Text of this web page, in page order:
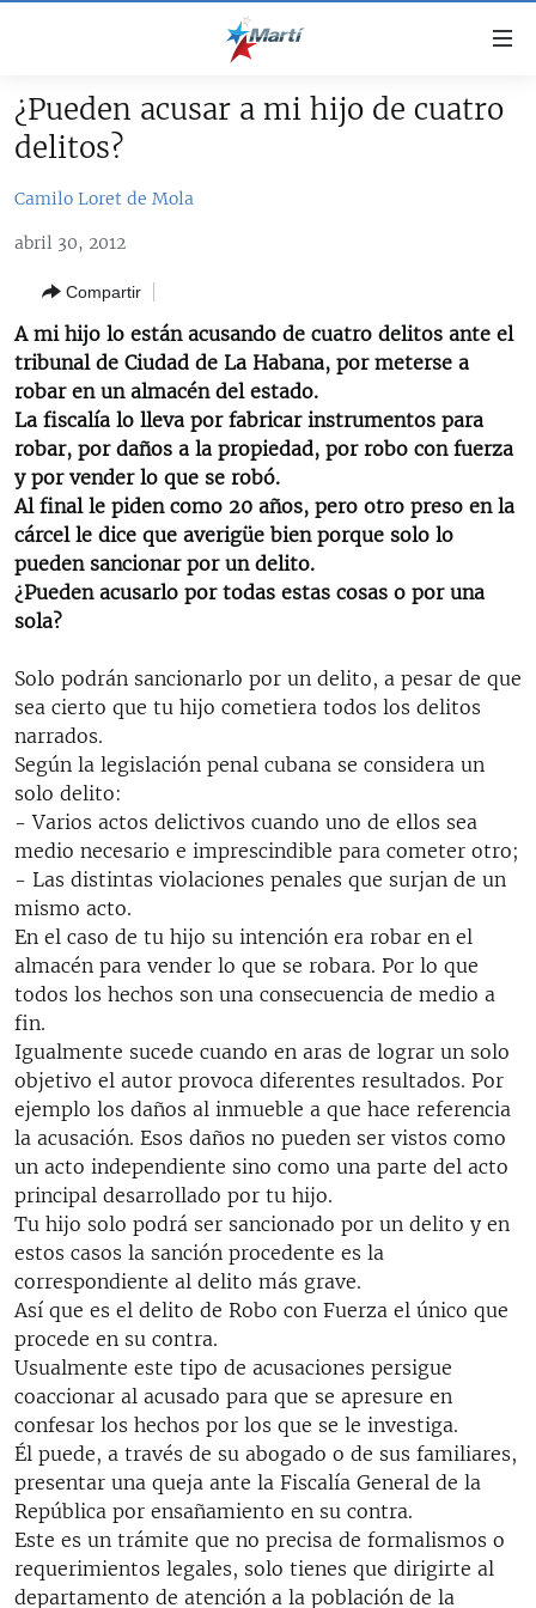
accesibilidad
contenido
navegación
principal
búsqueda
TITULARES
DERECHOS HUMANOS
#11JCUBA, 5 AÑOS DESPUÉS
INFORME DEL DEPARTAMENTO DE ESTADO DE EEUU
SOBRE CUBA
ESTADOS UNIDOS
ESTADOS UNIDOS
AMÉRICA 250
AMÉRICA LATINA
INMIGRACIÓN
MUNDO
DEPORTES
ARTE Y ENTRETENIMIENTO
OPINIÓN GRÁFICA
AUDIOVISUALES MARTÍ
RADIO MARTÍ
ESPECIALES
LA REALIDAD DE LA VIVIENDA EN CUBA
SER VIEJO EN CUBA
KENTU-CUBANO
LOS SANTOS DE HIALEAH
DESINFORMACIÓN RUSA EN AMÉRICA LATINA
LA INVASIÓN DE RUSIA A UCRANIA
EDITORIALES
SÍGUENOS
¿Pueden acusar a mi hijo de cuatro
delitos?
Camilo Loret de Mola
abril 30, 2012
Compartir
A mi hijo lo están acusando de cuatro delitos ante el
tribunal de Ciudad de La Habana, por meterse a
robar en un almacén del estado.
La fiscalía lo lleva por fabricar instrumentos para
robar, por daños a la propiedad, por robo con fuerza
y por vender lo que se robó.
Al final le piden como 20 años, pero otro preso en la
cárcel le dice que averigüe bien porque solo lo
pueden sancionar por un delito.
¿Pueden acusarlo por todas estas cosas o por una
sola?
Solo podrán sancionarlo por un delito, a pesar de que
sea cierto que tu hijo cometiera todos los delitos
narrados.
Según la legislación penal cubana se considera un
solo delito:
- Varios actos delictivos cuando uno de ellos sea
medio necesario e imprescindible para cometer otro;
- Las distintas violaciones penales que surjan de un
mismo acto.
En el caso de tu hijo su intención era robar en el
almacén para vender lo que se robara. Por lo que
todos los hechos son una consecuencia de medio a
fin.
Igualmente sucede cuando en aras de lograr un solo
objetivo el autor provoca diferentes resultados. Por
ejemplo los daños al inmueble a que hace referencia
la acusación. Esos daños no pueden ser vistos como
un acto independiente sino como una parte del acto
principal desarrollado por tu hijo.
Tu hijo solo podrá ser sancionado por un delito y en
estos casos la sanción procedente es la
correspondiente al delito más grave.
Así que es el delito de Robo con Fuerza el único que
procede en su contra.
Usualmente este tipo de acusaciones persigue
coaccionar al acusado para que se apresure en
confesar los hechos por los que se le investiga.
Él puede, a través de su abogado o de sus familiares,
presentar una queja ante la Fiscalía General de la
República por ensañamiento en su contra.
Este es un trámite que no precisa de formalismos o
requerimientos legales, solo tienes que dirigirte al
departamento de atención a la población de la